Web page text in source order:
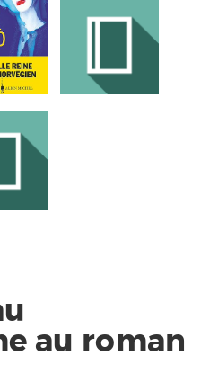
au roman